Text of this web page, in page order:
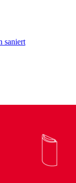
saniert